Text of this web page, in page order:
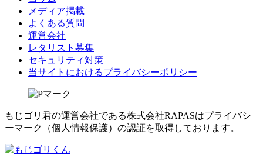
メディア掲載
よくある質問
運営会社
レタリスト募集
セキュリティ対策
当サイトにおけるプライバシーポリシー
もじゴリ君の運営会社である株式会社RAPASはプライバシ
ーマーク（個人情報保護）の認証を取得しております。